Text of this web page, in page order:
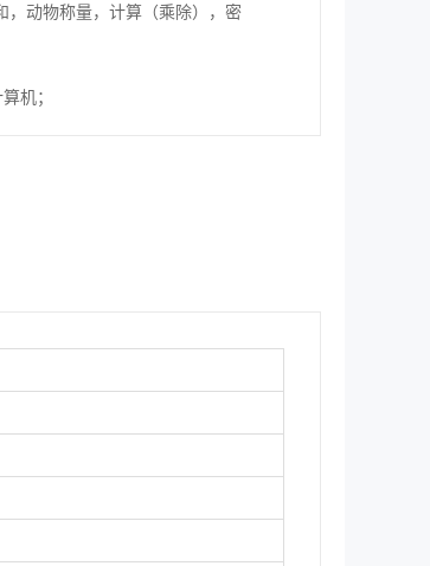
动物称量，计算（乘除），密
机；